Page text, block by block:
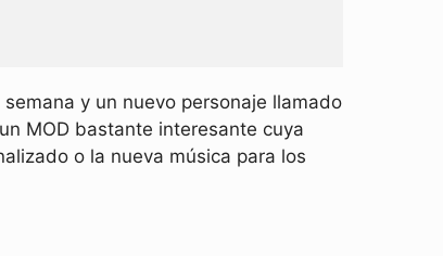
y un nuevo personaje llamado
MOD bastante interesante cuya
o la nueva música para los